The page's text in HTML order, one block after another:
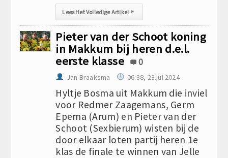
Lees Het Volledige Artikel ▸
Pieter van der Schoot koning
in Makkum bij heren d.e.l.
eerste klasse
0
Jan Braaksma 06:38, 23.jul 2024
Hyltje Bosma uit Makkum die inviel
voor Redmer Zaagemans, Germ
Epema (Arum) en Pieter van der
Schoot (Sexbierum) wisten bij de
door elkaar loten partij heren 1e
klas de finale te winnen van Jelle